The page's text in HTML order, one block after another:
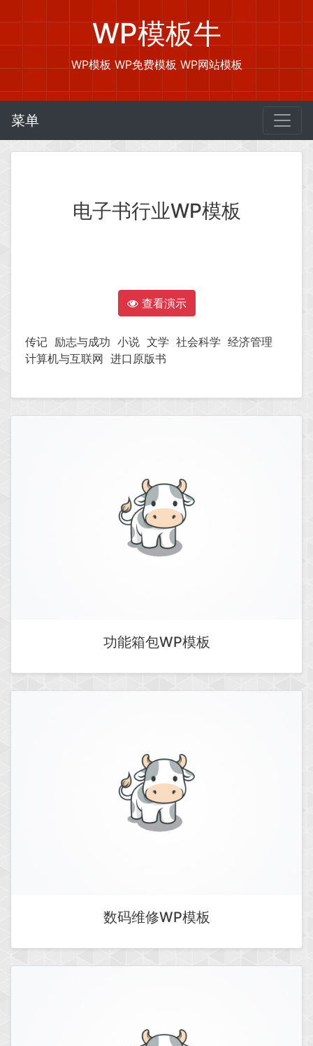
WP模板牛
WP模板 WP免费模板 WP网站模板
菜单
电子书行业WP模板
查看演示
传记 励志与成功 小说 文学 社会科学 经济管理
计算机与互联网 进口原版书
功能箱包WP模板
数码维修WP模板